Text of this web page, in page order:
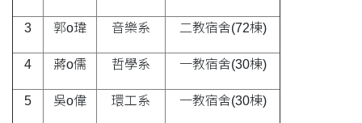
3 郭o瑋 音樂系 二教宿舍(72棟)
4 蔣o儒 哲學系 一教宿舍(30棟)
5 吳o偉 環工系 一教宿舍(30棟)